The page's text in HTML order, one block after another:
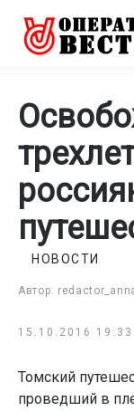
Автор:
НОВОСТИ
15.10.2016 19:33
Томский
проведший в